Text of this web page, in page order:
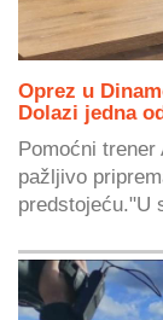
Oprez u
Dolazi jedna
Pomoćni
pažljivo
predstojeću."U